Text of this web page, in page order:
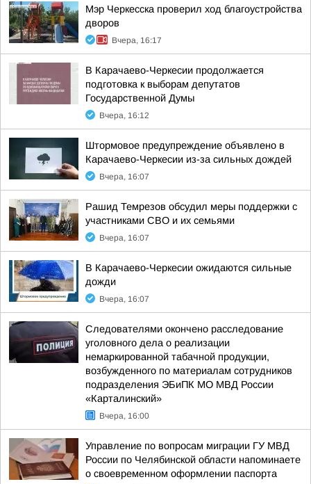
Мэр Черкесска проверил ход благоустройства
дворов
Вчера, 16:17
В Карачаево-Черкесии продолжается
подготовка к выборам депутатов
Государственной Думы
Вчера, 16:12
Штормовое предупреждение объявлено в
Карачаево-Черкесии из-за сильных дождей
Вчера, 16:07
Рашид Темрезов обсудил меры поддержки с
участниками СВО и их семьями
Вчера, 16:07
В Карачаево-Черкесии ожидаются сильные
дожди
Вчера, 16:07
Следователями окончено расследование
уголовного дела о реализации
немаркированной табачной продукции,
возбужденного по материалам сотрудников
подразделения ЭБиПК МО МВД России
«Карталинский»
Вчера, 16:00
Управление по вопросам миграции ГУ МВД
России по Челябинской области напоминаете
о своевременном оформлении паспорта